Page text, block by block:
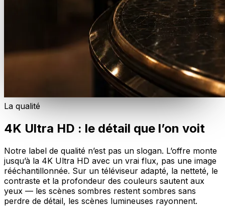
La qualité
4K Ultra HD : le détail que l’on voit
Notre label de qualité n’est pas un slogan. L’offre monte
jusqu’à la 4K Ultra HD avec un vrai flux, pas une image
rééchantillonnée. Sur un téléviseur adapté, la netteté, le
contraste et la profondeur des couleurs sautent aux
yeux — les scènes sombres restent sombres sans
perdre de détail, les scènes lumineuses rayonnent.